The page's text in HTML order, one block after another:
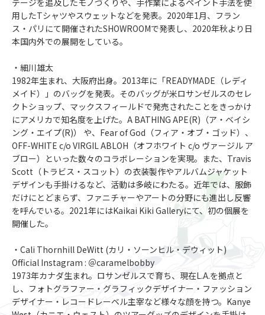
テージを追及したモノづくりや、手作業によるペイント手法を使
用したTシャツやスウェットなどを発表。2020年1月、フラン
ス・パリにて開催されたSHOWROOMで発表し、2020年秋より日
本国内外での展開をしている。
・細川雄太
1982年生まれ、大阪府出身。2013年に「READYMADE（レディ
メイド）」のバッグを発表。そのバッグが米ロサンゼルスのセレ
クトショップ、マックスフィールドで発売されたことをきっかけ
にアメリカで知名度を上げた。A BATHING APE(R)（ア・ベイシ
ング・エイプ(R)） や、Fear of God（フィア・オブ・ゴッド）、
OFF-WHITE c/o VIRGIL ABLOH（オフホワイト c/o ヴァージル ア
ブロー）といった数々のコラボレーションを実現。また、Travis
Scott（トラビス・スコット）の衣装製作やアルバムジャケット
デザインも手掛けるなど、活動は多岐にわたる。近年では、服飾
だけにとどまらず、ファニチャーやアートの分野にも進出し反響
を呼んでいる。2021年にはKaikai Kiki Galleryにて、初の個展を
開催した。
・Cali Thornhill DeWitt (カリ・ソーンヒル・デウィット)
Official Instagram : ＠caramelbobby
1973年カナダ生まれ。ロサンゼルスで育ち、現在L.A.を拠点と
し、フォトグラファー・グラフィックデザイナー・ファッション
デザイナー・レコードレーベル主宰など様々な顔を持つ。Kanye